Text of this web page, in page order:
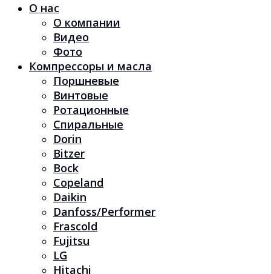
О нас
О компании
Видео
Фото
Компрессоры и масла
Поршневые
Винтовые
Ротационные
Спиральные
Dorin
Bitzer
Bock
Copeland
Daikin
Danfoss/Performer
Frascold
Fujitsu
LG
Hitachi